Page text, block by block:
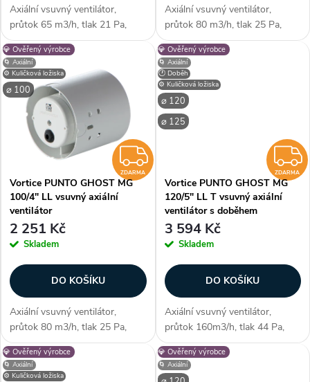
Axiální vsuvný ventilátor,
průtok 65 m3/h, tlak 21 Pa,
kluzná ložiska, montáž do
stěny, max. délka potrubí 3m,
průměr 92,5 mm Zákazníci
často dokupují...
Axiální vsuvný ventilátor,
průtok 80 m3/h, tlak 25 Pa,
časovač, kuličková ložiska,
montáž do stěny/stropu, max.
délka potrubí 3 m, průměr 99
mm Zákazníci často dokupují...
⚙️ Kuličková ložiska
⌀ 100
💎 Ověřený výrobce
🌀 Axiální
ZDARMA
ZDARMA
Vortice PUNTO GHOST MG
100/4" LL vsuvný axiální
ventilátor
2 251 Kč
Skladem
DO KOŠÍKU
Axiální vsuvný ventilátor,
průtok 80 m3/h, tlak 25 Pa,
kuličková ložiska, montáž do
stěny/stropu, max. délka
potrubí 3m, průměr 99 mm
🕐 Doběh
⚙️ Kuličková ložiska
⌀ 120
⌀ 125
💎 Ověřený výrobce
🌀 Axiální
ZDARMA
Vortice PUNTO GHOST MG
120/5" LL T vsuvný axiální
ventilátor s doběhem
3 594 Kč
Skladem
DO KOŠÍKU
Axiální vsuvný ventilátor,
průtok 160m3/h, tlak 44 Pa,
časovač, kuličková ložiska,
montáž do stěny/stropu, max.
délka potrubí 3m, průměr 119
⚙️ Kuličková ložiska
💎 Ověřený výrobce
🌀 Axiální
💎 Ověřený výrobce
🌀 Axiální